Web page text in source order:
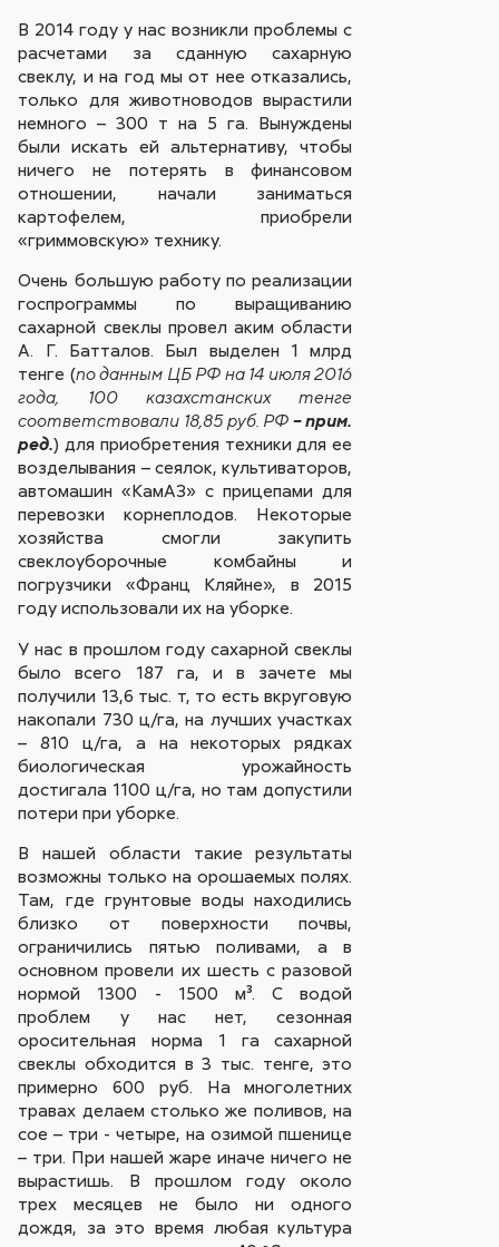
В 2014 году у нас возникли проблемы с
расчетами за сданную сахарную
свеклу, и на год мы от нее отказались,
только для животноводов вырастили
немного – 300 т на 5 га. Вынуждены
были искать ей альтернативу, чтобы
ничего не потерять в финансовом
отношении, начали заниматься
картофелем, приобрели
«гриммовскую» технику.
Очень большую работу по реализации
госпрограммы по выращиванию
сахарной свеклы провел аким области
А. Г. Батталов. Был выделен 1 млрд
тенге (по данным ЦБ РФ на 14 июля 2016
года, 100 казахстанских тенге
соответствовали 18,85 руб. РФ – прим.
ред.) для приобретения техники для ее
возделывания – сеялок, культиваторов,
автомашин «КамАЗ» с прицепами для
перевозки корнеплодов. Некоторые
хозяйства смогли закупить
свеклоуборочные комбайны и
погрузчики «Франц Кляйне», в 2015
году использовали их на уборке.
У нас в прошлом году сахарной свеклы
было всего 187 га, и в зачете мы
получили 13,6 тыс. т, то есть вкруговую
накопали 730 ц/га, на лучших участках
– 810 ц/га, а на некоторых рядках
биологическая урожайность
достигала 1100 ц/га, но там допустили
потери при уборке.
В нашей области такие результаты
возможны только на орошаемых полях.
Там, где грунтовые воды находились
близко от поверхности почвы,
ограничились пятью поливами, а в
основном провели их шесть с разовой
нормой 1300 - 1500 м³. С водой
проблем у нас нет, сезонная
оросительная норма 1 га сахарной
свеклы обходится в 3 тыс. тенге, это
примерно 600 руб. На многолетних
травах делаем столько же поливов, на
сое – три - четыре, на озимой пшенице
– три. При нашей жаре иначе ничего не
вырастишь. В прошлом году около
трех месяцев не было ни одного
дождя, за это время любая культура